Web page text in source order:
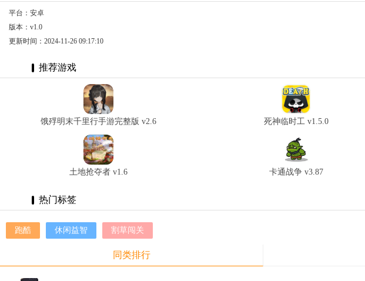
平台：安卓
版本：v1.0
更新时间：2024-11-26 09:17:10
推荐游戏
饿殍明末千里行手游完整版 v2.6 死神临时工 v1.5.0
土地抢夺者 v1.6 卡通战争 v3.87
热门标签
跑酷 休闲益智 割草闯关
同类排行